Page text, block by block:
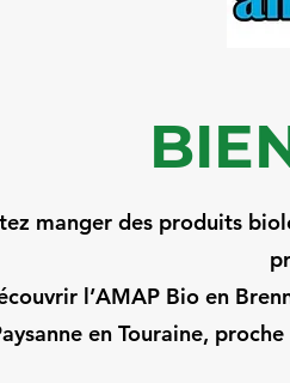
manger des produits
l’AMAP Bio en
en Touraine,